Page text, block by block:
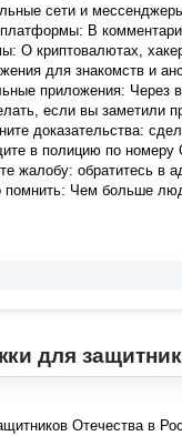
сети и
В
О криптовалютах,
для знакомств и
приложения: Через
если вы заметили
доказательства:
в полицию по номеру
жалобу: обратитесь в
помнить: Чем больше
для
Отечества в